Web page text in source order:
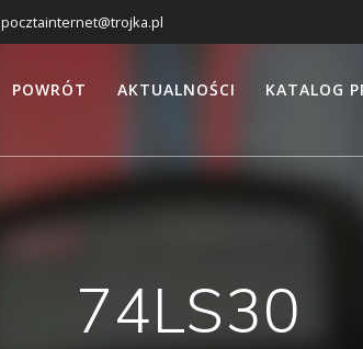
pocztainternet@trojka.pl
POWRÓT AKTUALNOŚCI KATALOG
74LS30